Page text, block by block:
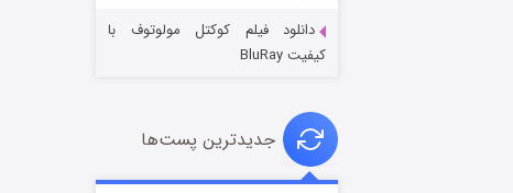
دانلود فیلم کوکتل مولوتوف با
کیفیت BluRay
جدیدترین پست‌ها